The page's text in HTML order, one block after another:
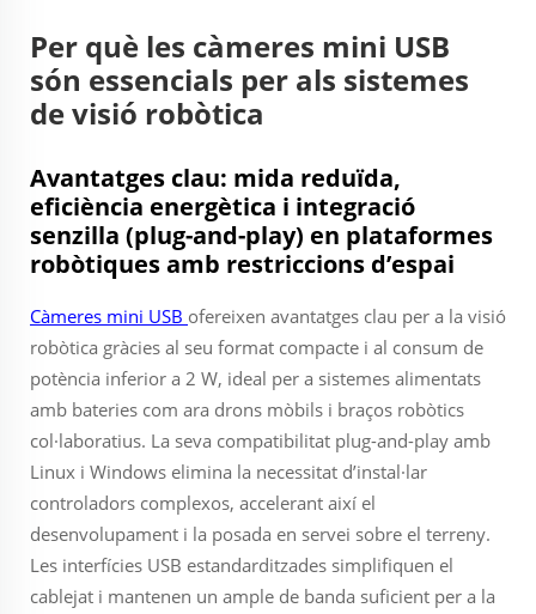
Per què les càmeres mini USB
són essencials per als sistemes
de visió robòtica
Avantatges clau: mida reduïda,
eficiència energètica i integració
senzilla (plug-and-play) en plataformes
robòtiques amb restriccions d’espai
Càmeres mini USB ofereixen avantatges clau per a la visió
robòtica gràcies al seu format compacte i al consum de
potència inferior a 2 W, ideal per a sistemes alimentats
amb bateries com ara drons mòbils i braços robòtics
col·laboratius. La seva compatibilitat plug-and-play amb
Linux i Windows elimina la necessitat d’instal·lar
controladors complexos, accelerant així el
desenvolupament i la posada en servei sobre el terreny.
Les interfícies USB estandarditzades simplifiquen el
cablejat i mantenen un ample de banda suficient per a la